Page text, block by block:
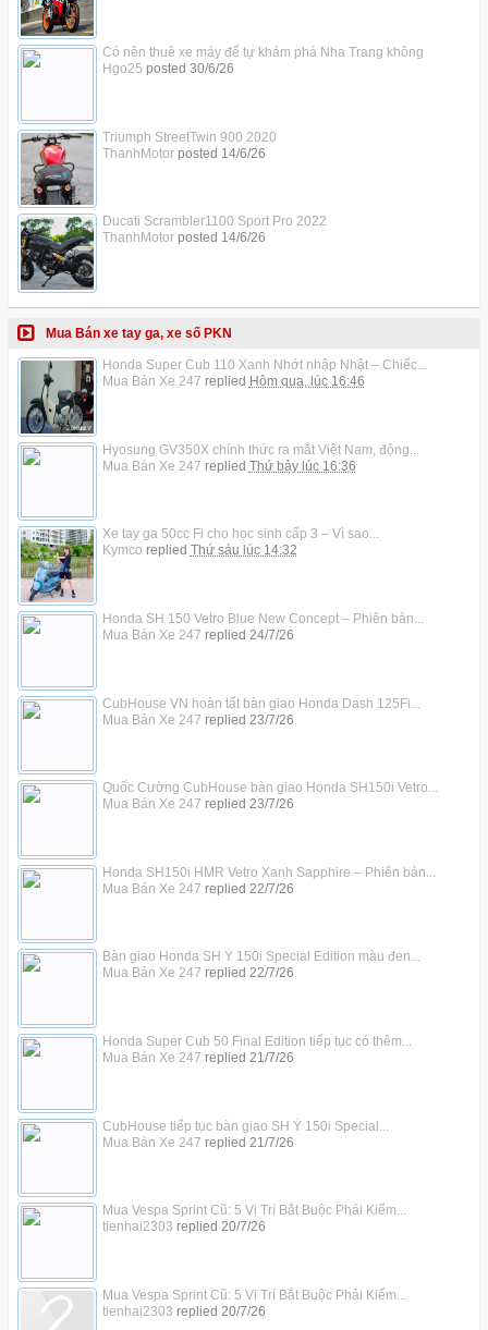
Có nên thuê xe máy để tự khám phá Nha Trang không
Hgo25 posted 30/6/26
Triumph StreetTwin 900 2020
ThanhMotorposted 14/6/26
Ducati Scrambler1100 Sport Pro 2022
ThanhMotorposted 14/6/26
Mua Bán xe tay ga, xe số PKN
Honda Super Cub 110 Xanh Nhớt nhập Nhật – Chiếc...
Mua Bán Xe 247 replied Hôm qua, lúc 16:46
Hyosung GV350X chính thức ra mắt Việt Nam, động...
Mua Bán Xe 247 replied Thứ bảy lúc 16:36
Xe tay ga 50cc Fi cho học sinh cấp 3 – Vì sao...
Kymco replied Thứ sáu lúc 14:32
Honda SH 150 Vetro Blue New Concept – Phiên bản...
Mua Bán Xe 247 replied 24/7/26
CubHouse VN hoàn tất bàn giao Honda Dash 125Fi...
Mua Bán Xe 247 replied 23/7/26
Quốc Cường CubHouse bàn giao Honda SH150i Vetro...
Mua Bán Xe 247 replied 23/7/26
Honda SH150i HMR Vetro Xanh Sapphire – Phiên bản...
Mua Bán Xe 247 replied 22/7/26
Bàn giao Honda SH Ý 150i Special Edition màu đen...
Mua Bán Xe 247 replied 22/7/26
Honda Super Cub 50 Final Edition tiếp tục có thêm...
Mua Bán Xe 247 replied 21/7/26
CubHouse tiếp tục bàn giao SH Ý 150i Special...
Mua Bán Xe 247 replied 21/7/26
Mua Vespa Sprint Cũ: 5 Vị Trí Bắt Buộc Phải Kiểm...
tienhai2303 replied 20/7/26
Mua Vespa Sprint Cũ: 5 Vị Trí Bắt Buộc Phải Kiểm...
tienhai2303 replied 20/7/26